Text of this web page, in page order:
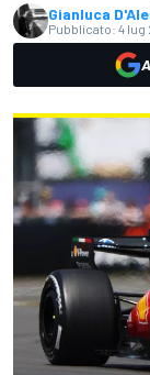
Gianluca
Pubblicato: 4 lug